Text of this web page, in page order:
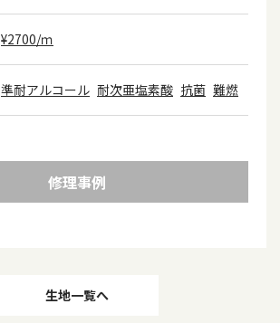
¥2700/ｍ
準耐アルコール 耐次亜塩素酸 抗菌 難燃
修理事例
生地一覧へ